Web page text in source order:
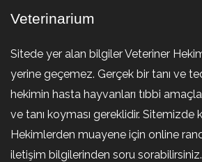
Veterinarium
Sitede yer alan bilgiler Veteriner
yerine geçemez. Gerçek bir tanı ve
hekimin hasta hayvanları tıbbi
ve tanı koyması gereklidir. Sitemizde
Hekimlerden muayene için online
iletişim bilgilerinden soru